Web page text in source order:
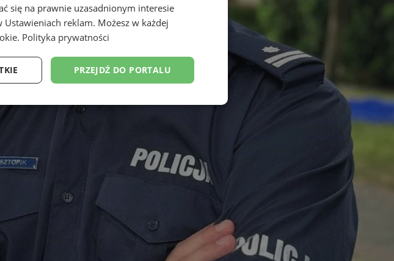
się na prawnie uzasadnionym interesie
Ustawieniach reklam. Możesz w każdej
. Polityka prywatności
PRZEJDŹ DO PORTALU
Funkcjonalność Niesklasyfikowane
Niesklasyfikowane
strony internetowej, takich jak logowanie użytkownika i
korzystać ze strony internetowej.